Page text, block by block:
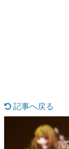
な
ゲー
具体
です
記事へ戻る